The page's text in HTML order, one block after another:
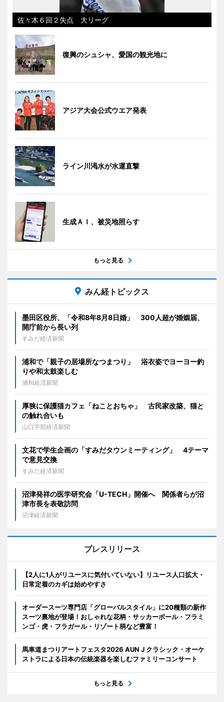
佐々木６回２失点 大リーグ
復興のシュシャ、愛国の観光地に
アジア大会公式ウエア発表
ライン川渇水が水運直撃
生成ＡＩ、被災地照らす
もっと見る
みん経トピックス
墨田区役所、「令和8年8月8日婚」 300人超が婚姻届、
開庁前から長い列
すみだ経済新聞
浦和で「親子の居場所なつまつり」 浴衣姿でヨーヨー釣
りや和太鼓楽しむ
浦和経済新聞
厚狭に保護猫カフェ「ねことおちゃ」 古民家改築、猫と
の触れ合いも
山口宇部経済新聞
文花で学生企画の「すみだタウンミーティング」 4テーマ
で意見交換
すみだ経済新聞
沼津発祥の医学研究会「U-TECH」開催へ 関係者らが沼
津市長を表敬訪問
沼津経済新聞
プレスリリース
【2人に1人がリユースに気付いていない】リユース人口拡大・
日常定着のカギは始めやすさ
オーダースーツ専門店「グローバルスタイル」に20種類の新作
スーツ裏地が登場！おしゃれな花柄・サッカーボール・フラミ
ンゴ・虎・フラガール・リゾート柄など豊富！
馬車道まつりアートフェスタ2026 AUN J クラシック・オーケ
ストラによる日本の伝統楽器を楽しむファミリーコンサート
もっと見る